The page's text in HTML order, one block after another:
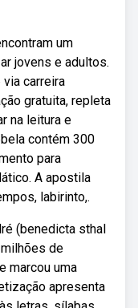
um
jovens e adultos.
carreira
gratuita, repleta
na leitura e
contém 300
para
A apostila
labirinto,.
(benedicta sthal
de
marcou uma
apresenta